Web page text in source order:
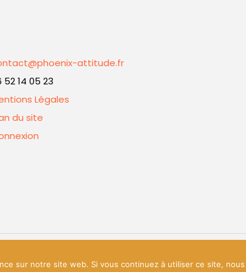
attitude.fr
52 14 05 23
Légales
du site
sur notre site web. Si vous continuez à utiliser ce site,